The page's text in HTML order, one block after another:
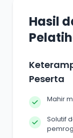
Hasil
Peserta
Mahir
Solutif